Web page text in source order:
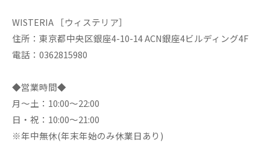
WISTERIA ［ウィステリア］
住所：東京都中央区銀座4-10-14 ACN銀座4ビルディング4F
電話：0362815980
◆営業時間◆
月～土：10:00～22:00
日・祝：10:00～21:00
※年中無休(年末年始のみ休業日あり)